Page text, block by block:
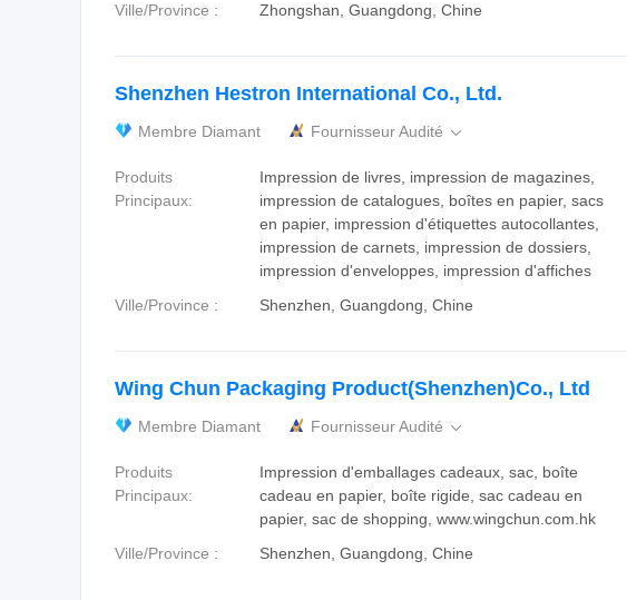
Ville/Province :
Zhongshan, Guangdong, Chine
Shenzhen Hestron International Co., Ltd.
Membre Diamant Fournisseur Audité 
Produits
Principaux:
Impression de livres, impression de magazines,
impression de catalogues, boîtes en papier, sacs
en papier, impression d'étiquettes autocollantes,
impression de carnets, impression de dossiers,
impression d'enveloppes, impression d'affiches
Ville/Province :
Shenzhen, Guangdong, Chine
Wing Chun Packaging Product(Shenzhen)Co., Ltd
Membre Diamant Fournisseur Audité 
Produits
Principaux:
Impression d'emballages cadeaux, sac, boîte
cadeau en papier, boîte rigide, sac cadeau en
papier, sac de shopping, www.wingchun.com.hk
Ville/Province :
Shenzhen, Guangdong, Chine